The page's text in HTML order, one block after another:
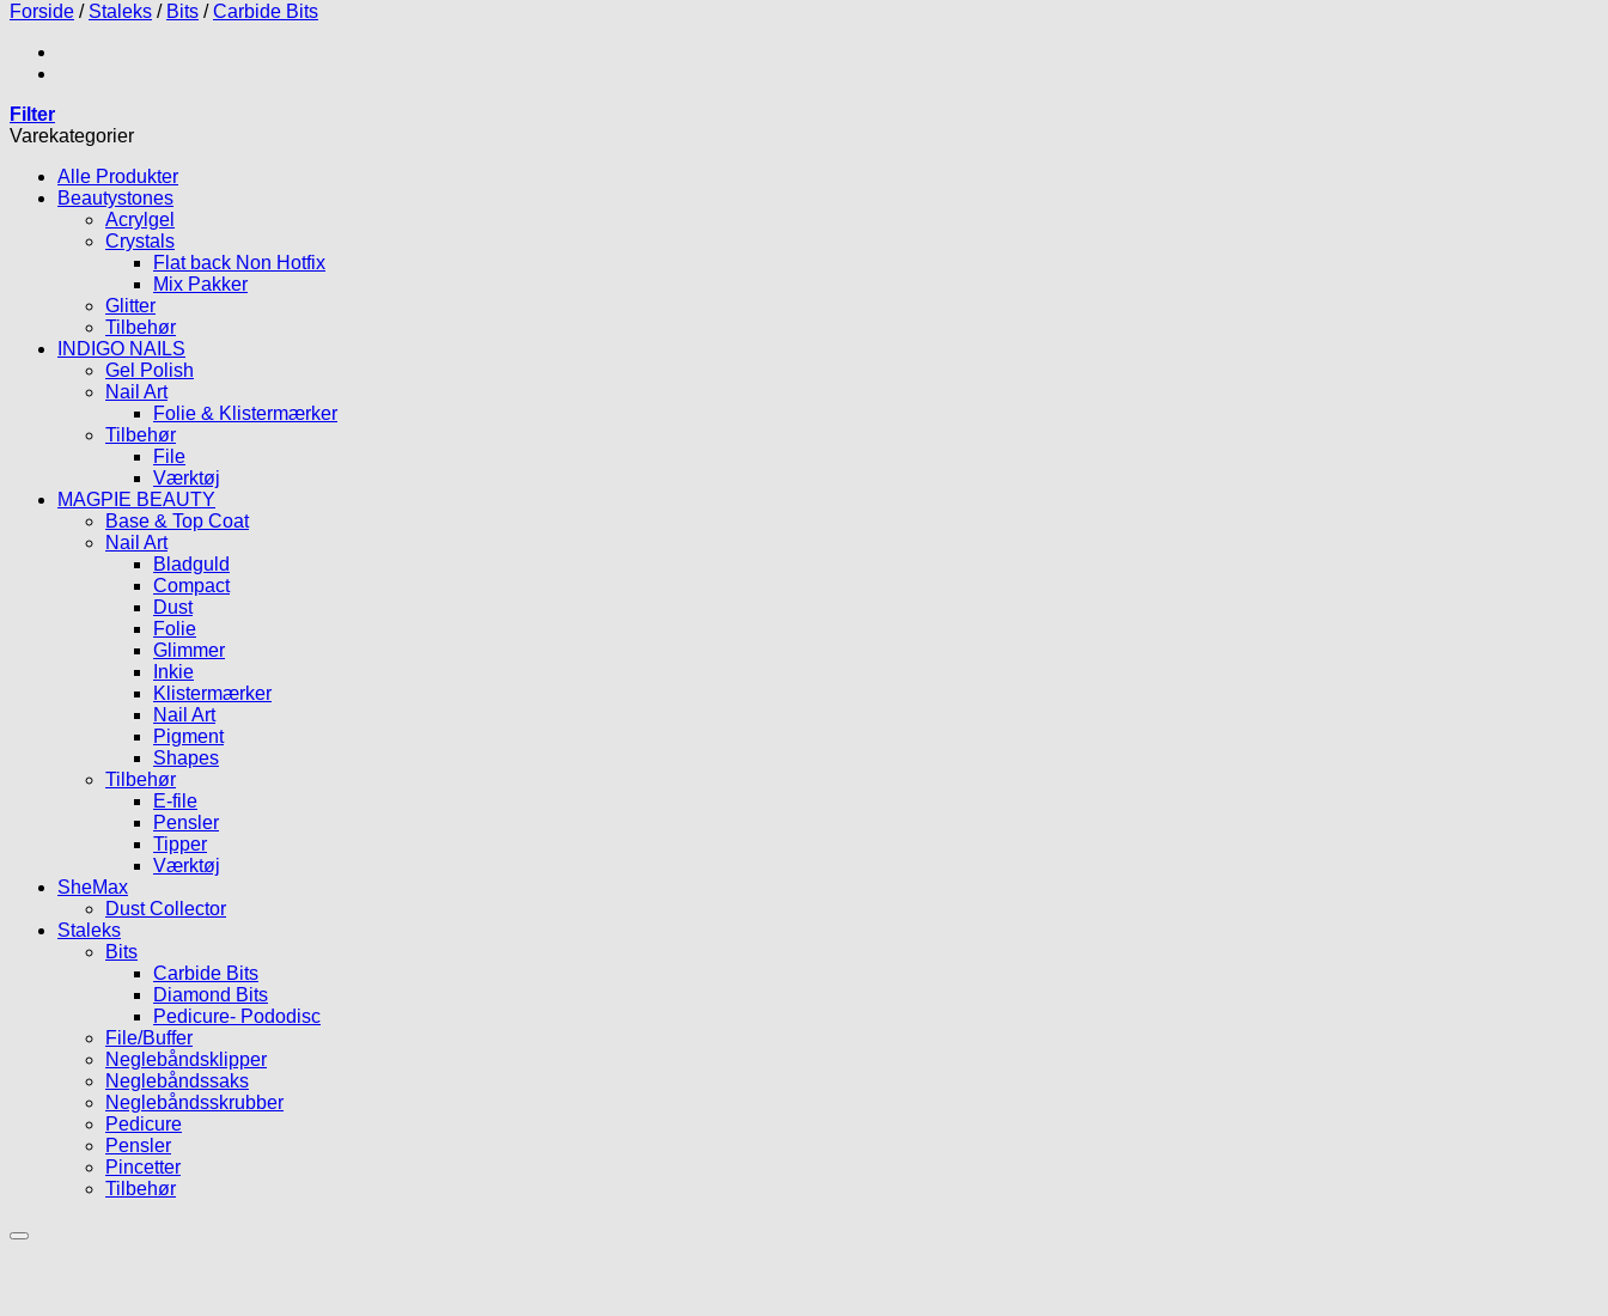
Forside / Staleks / Bits / Carbide Bits
Filter
Varekategorier
Alle Produkter
Beautystones
Acrylgel
Crystals
Flat back Non Hotfix
Mix Pakker
Glitter
Tilbehør
INDIGO NAILS
Gel Polish
Nail Art
Folie & Klistermærker
Tilbehør
File
Værktøj
MAGPIE BEAUTY
Base & Top Coat
Nail Art
Bladguld
Compact
Dust
Folie
Glimmer
Inkie
Klistermærker
Nail Art
Pigment
Shapes
Tilbehør
E-file
Pensler
Tipper
Værktøj
SheMax
Dust Collector
Staleks
Bits
Carbide Bits
Diamond Bits
Pedicure- Pododisc
File/Buffer
Neglebåndsklipper
Neglebåndssaks
Neglebåndsskrubber
Pedicure
Pensler
Pincetter
Tilbehør